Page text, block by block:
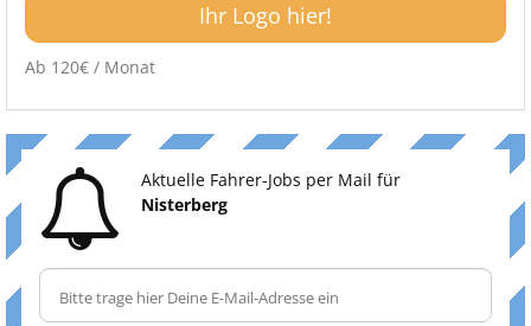
Ihr Logo hier!
Ab 120€ / Monat
Aktuelle Fahrer-Jobs per Mail für
Nisterberg